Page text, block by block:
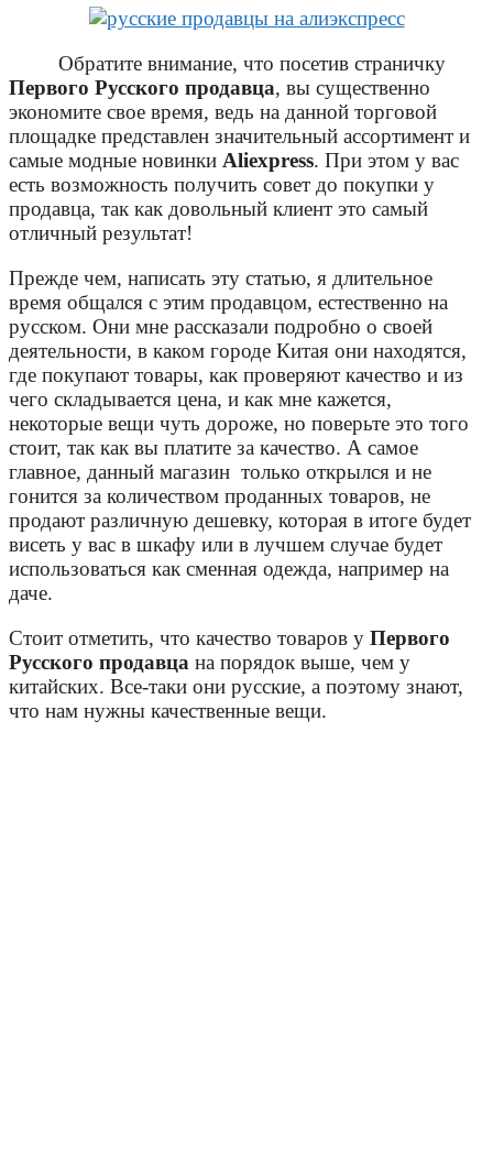
Обратите внимание, что посетив страничку
Первого Русского продавца, вы существенно
экономите свое время, ведь на данной торговой
площадке представлен значительный ассортимент и
самые модные новинки Aliexpress. При этом у вас
есть возможность получить совет до покупки у
продавца, так как довольный клиент это самый
отличный результат!
Прежде чем, написать эту статью, я длительное
время общался с этим продавцом, естественно на
русском. Они мне рассказали подробно о своей
деятельности, в каком городе Китая они находятся,
где покупают товары, как проверяют качество и из
чего складывается цена, и как мне кажется,
некоторые вещи чуть дороже, но поверьте это того
стоит, так как вы платите за качество. А самое
главное, данный магазин только открылся и не
гонится за количеством проданных товаров, не
продают различную дешевку, которая в итоге будет
висеть у вас в шкафу или в лучшем случае будет
использоваться как сменная одежда, например на
даче.
Стоит отметить, что качество товаров у Первого
Русского продавца на порядок выше, чем у
китайских. Все-таки они русские, а поэтому знают,
что нам нужны качественные вещи.